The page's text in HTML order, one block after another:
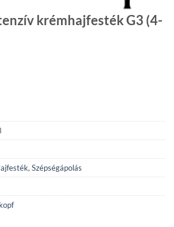
krémhajfesték G3 (4-
, Szépségápolás